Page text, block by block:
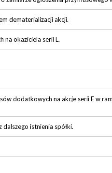
dematerializacji akcji.
na okaziciela serii L.
dodatkowych na akcje serii E w
istnienia spółki.